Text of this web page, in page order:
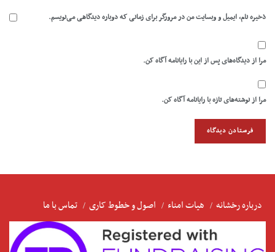
ذخیره نام، ایمیل و وبسایت من در مرورگر برای زمانی که دوباره دیدگاهی می‌نویسم.
مرا از دیدگاه‌های پس از این با رایانامه آگاه کن.
مرا از نوشته‌های تازه با رایانامه آگاه کن.
درباره رخشانه هیات امناء اصول و خطوط کاری تماس با ما